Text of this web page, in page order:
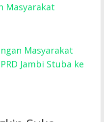
Masyarakat
Masyarakat
Jambi Stuba ke